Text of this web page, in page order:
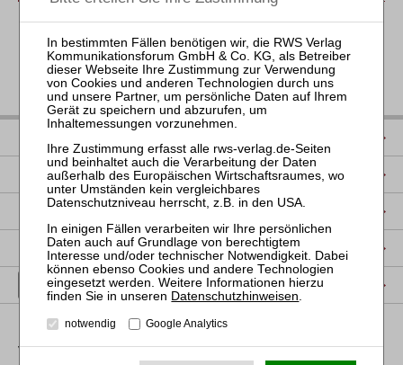
DATENSCHUTZ
NUTZUNGSBESTIMMUNGEN/AGB
PRODUKTSICHERHEIT (GPSR)
VERTRAG WIDERRUFEN
VERLAGSADRESSE
Datenschutzhinweisen
notwendig Google Analytics